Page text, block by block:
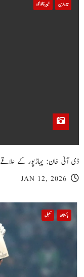
تازہ ترین خیبر پختونخوا
ڈی آئی خان: پہاڑپور کے علاقے
JAN 12, 2026
پاکستان کھیل